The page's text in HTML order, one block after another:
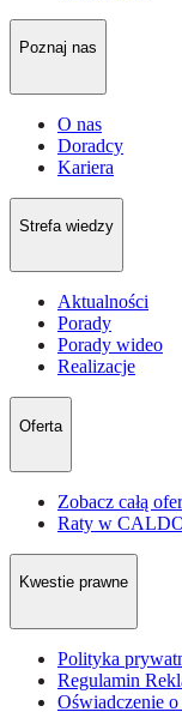
Poznaj nas
O nas
Doradcy
Kariera
Strefa wiedzy
Aktualności
Porady
Porady wideo
Realizacje
Oferta
Zobacz całą
Raty w
Kwestie prawne
Polityka
Regulamin
Oświadczenie